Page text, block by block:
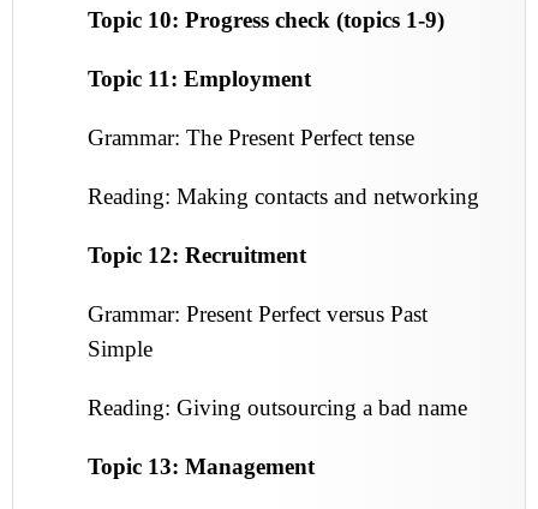
Topic 10: Progress check (topics 1-9)
Topic 11: Employment
Grammar: The Present Perfect tense
Reading: Making contacts and networking
Topic 12: Recruitment
Grammar: Present Perfect versus Past
Simple
Reading: Giving outsourcing a bad name
Topic 13: Management